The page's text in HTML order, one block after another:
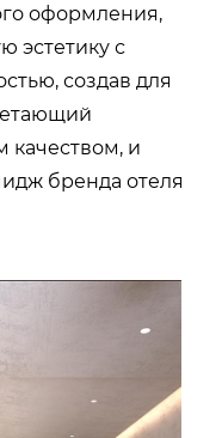
оформления,
эстетику с
создав для
и
бренда отеля